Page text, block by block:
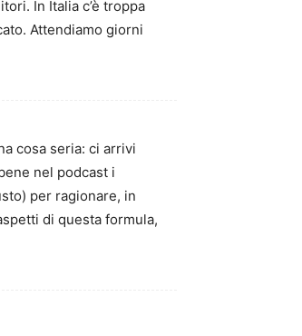
In Italia c’è troppa
Attendiamo giorni
cosa seria: ci arrivi
nel podcast i
per ragionare, in
di questa formula,